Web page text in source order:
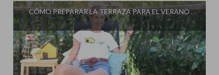
CÓMO PREPARAR LA TERRAZA PARA EL VERANO